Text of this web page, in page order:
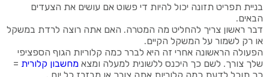
בניית תפריט תזונה יכול להיות די פשוט אם עושים את הצעדים
הבאים.
דבר ראשון צריך להחליט מה המטרה. האם אתה רוצה לרדת במשקל
או רק לשמור על המשקל הקיים.
הפעולה הראשונה אחרי זה היא לברר כמה קלוריות הגוף הספציפי
שלך צורך. לשם כך היכנס ללשונית למעלה ומצאמחשבון קלורית=